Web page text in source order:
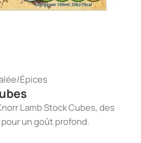
/Épices
Lamb Stock Cubes, des
un goût profond.